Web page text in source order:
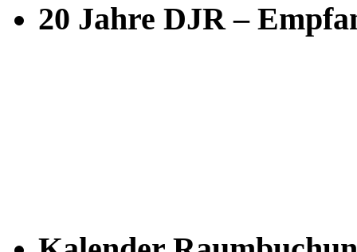
20 Jahre DJR –